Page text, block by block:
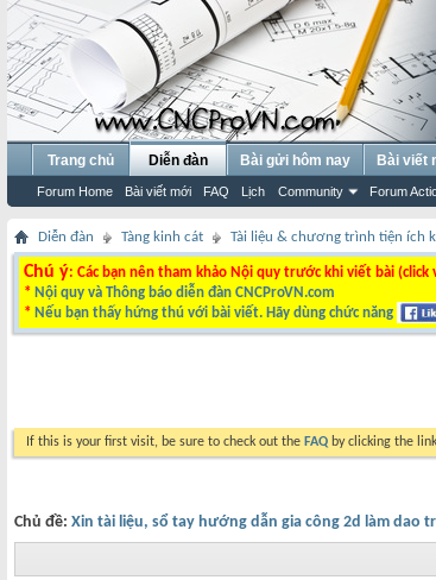
Trang chủ Diễn đàn
Forum Home Bài viết mới FAQ Lịch Community Forum
Bài gửi hôm nay Bài viết
Diễn đàn Tàng kinh cát Tài liệu & chương trình tiện ích
Chú ý: Các bạn nên tham khảo Nội quy trước khi viết bài
* Nội quy và Thông báo diễn đàn CNCProVN.com
* Nếu bạn thấy hứng thú với bài viết. Hãy dùng chức năng
If this is your first visit, be sure to check out the FAQ by clicking the
Chủ đề: Xin tài liệu, sổ tay hướng dẫn gia công 2d làm dao